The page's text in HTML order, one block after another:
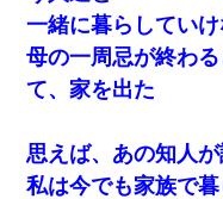
一緒に暮らしていけ
母の一周忌が終わ
て、家を出た
思えば、あの知人が
私は今でも家族で